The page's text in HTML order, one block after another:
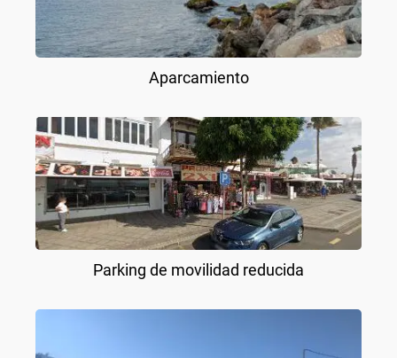
Aparcamiento
Parking de movilidad reducida